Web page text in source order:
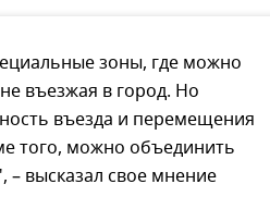
зоны, где можно
въезжая в город. Но
въезда и перемещения
того, можно объединить
высказал свое мнение